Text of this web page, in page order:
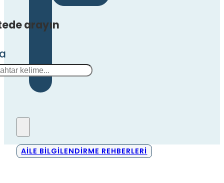
arayın
AİLE BİLGİLENDİRME REHBERLERİ